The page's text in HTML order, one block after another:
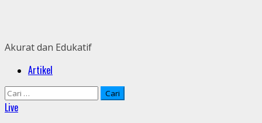
Akurat dan Edukatif
PrimaryArtikel
Cari
untuk:
Live